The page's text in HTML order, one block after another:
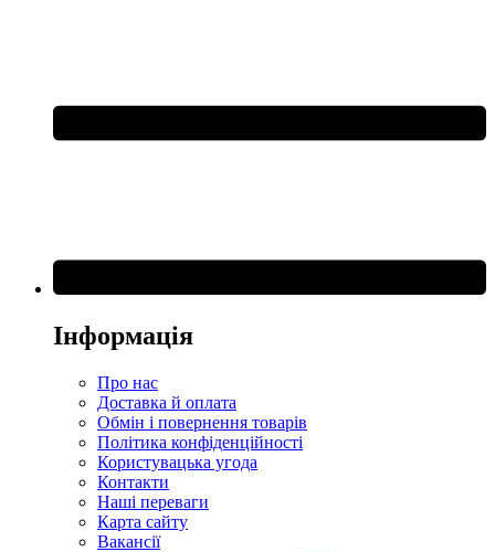
Інформація
Про нас
Доставка й оплата
Обмін і повернення товарів
Політика конфіденційності
Користувацька угода
Контакти
Наші переваги
Карта сайту
Вакансії